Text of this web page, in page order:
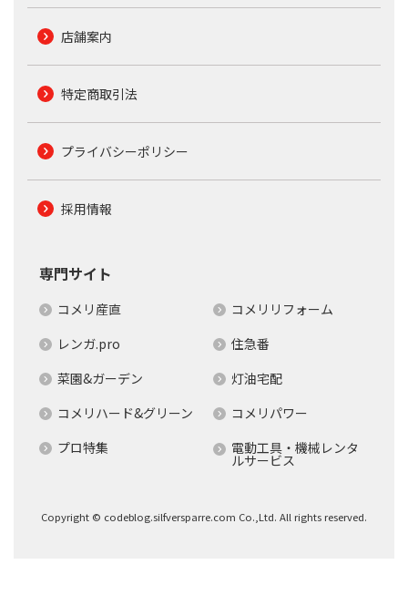
店舗案内
特定商取引法
プライバシーポリシー
採用情報
専門サイト
コメリ産直
コメリリフォーム
レンガ.pro
住急番
菜園&ガーデン
灯油宅配
コメリハード&グリーン
コメリパワー
プロ特集
電動工具・機械レンタ
ルサービス
Copyright © codeblog.silfversparre.com Co.,Ltd. All rights reserved.